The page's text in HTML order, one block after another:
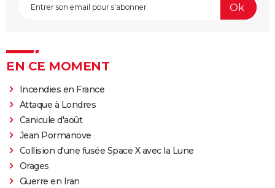
EN CE MOMENT
Incendies en France
Attaque à Londres
Canicule d'août
Jean Pormanove
Collision d'une fusée Space X avec la Lune
Orages
Guerre en Iran